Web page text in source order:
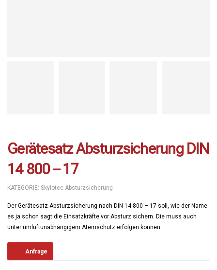
Gerätesatz Absturzsicherung DIN
14 800 – 17
KATEGORIE: Skylotec Absturzsicherung
Der Gerätesatz Absturzsicherung nach DIN 14 800 – 17 soll, wie der Name
es ja schon sagt die Einsatzkräfte vor Absturz sichern. Die muss auch
unter umluftunabhängigem Atemschutz erfolgen können.
Anfrage